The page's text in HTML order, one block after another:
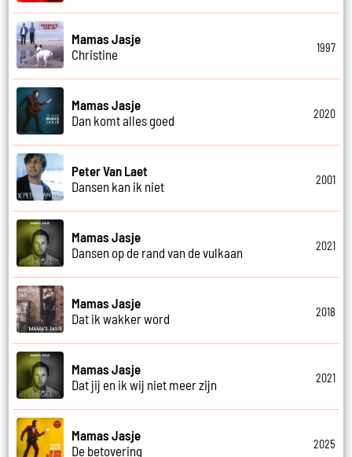
Mamas Jasje
Christine
1997
Mamas Jasje
Dan komt alles goed
2020
Peter Van Laet
Dansen kan ik niet
2001
Mamas Jasje
Dansen op de rand van de vulkaan
2021
Mamas Jasje
Dat ik wakker word
2018
Mamas Jasje
Dat jij en ik wij niet meer zijn
2021
Mamas Jasje
De betovering
2025